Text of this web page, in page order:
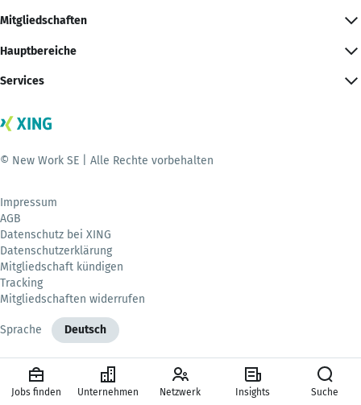
Mitgliedschaften
Hauptbereiche
Services
© New Work SE | Alle Rechte vorbehalten
Impressum
AGB
Datenschutz bei XING
Datenschutzerklärung
Mitgliedschaft kündigen
Tracking
Mitgliedschaften widerrufen
Sprache Deutsch
Jobs finden Unternehmen Netzwerk Insights Suche